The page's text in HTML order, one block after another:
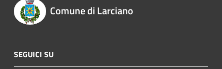
Comune di Larciano
SEGUICI SU